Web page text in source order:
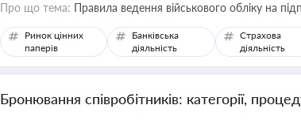
Про що тема: Правила ведення військового обліку на
Ринок цінних
паперів
Банківська
діяльність
Страхова
діяльність
Бронювання співробітників: категорії,